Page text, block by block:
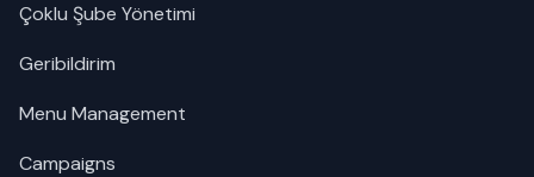
Çoklu Şube Yönetimi
Geribildirim
Menu Management
Campaigns